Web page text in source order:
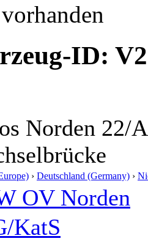
ID:
Norden 22/
› Deutschland (Germany) ›
OV Norden
KatS